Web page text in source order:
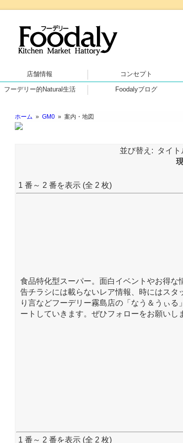
安心
店舗情報 コンセプト
フーデリー的Natural生活 Foodalyブログ
ホーム » GM0 » 案内・地図
並び替え: タイト
1 番～ 2 番を表示 (全 2 枚)
食品特化型スーパー。面白イベントやお得な
告チラシには載らないレア情報、時にはスタ
り言などフーデリー霧島店の「なう＆うぃる
ートしていきます。ぜひフォローをお願いし
1 番～ 2 番を表示 (全 2 枚)